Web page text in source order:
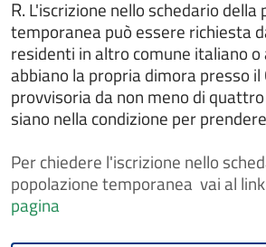
Gestire un'area verde
IMU - Imposta Municipale Unica
Intrattenimenti, spettacoli, eventi e
Iscriversi all'albo comunale delle
Iscriversi o cancellarsi dall'albo dei
Iscriversi o cancellarsi dall'albo dei
seggio
R. L'iscrizione nello schedario della
temporanea può essere richiesta
residenti in altro comune italiano o
abbiano la propria dimora presso il
provvisoria da non meno di
siano nella condizione per
Perchiedere l'iscrizione nello
popolazione temporanea vai al
pagina